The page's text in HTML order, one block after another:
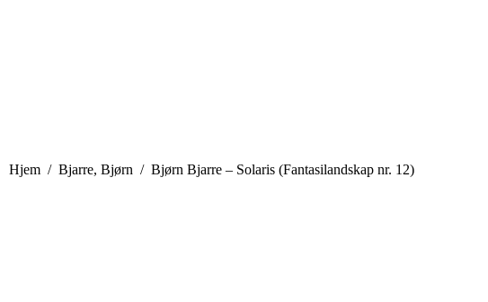
You are here:
Hjem Bjarre, Bjørn Bjørn Bjarre – Solaris (Fantasilandskap nr. 12)